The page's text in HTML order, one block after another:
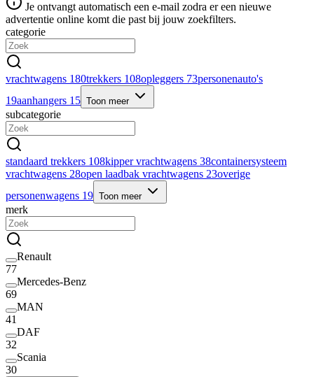
Je ontvangt automatisch een e-mail zodra er een nieuwe
advertentie online komt die past bij jouw zoekfilters.
categorie
vrachtwagens 180trekkers 108opleggers 73personenauto's
19aanhangers 15 Toon meer
subcategorie
standaard trekkers 108kipper vrachtwagens 38containersysteem
vrachtwagens 28open laadbak vrachtwagens 23overige
personenwagens 19 Toon meer
merk
Renault
77
Mercedes-Benz
69
MAN
41
DAF
32
Scania
30